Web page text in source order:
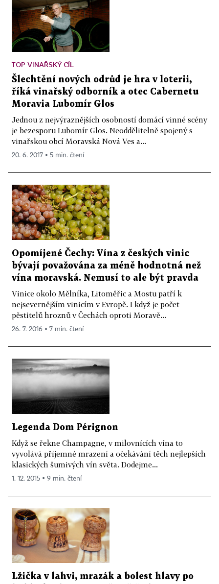
TOP VINAŘSKÝ CÍL
Šlechtění nových odrůd je hra v loterii,
říká vinařský odborník a otec Cabernetu
Moravia Lubomír Glos
Jednou z nejvýraznějších osobností domácí vinné scény
je bezesporu Lubomír Glos. Neoddělitelně spojený s
vinařskou obcí Moravská Nová Ves a...
20. 6. 2017 ▪ 5 min. čtení
Opomíjené Čechy: Vína z českých vinic
bývají považována za méně hodnotná než
vína moravská. Nemusí to ale být pravda
Vinice okolo Mělníka, Litoměřic a Mostu patří k
nejsevernějším vinicím v Evropě. I když je počet
pěstitelů hroznů v Čechách oproti Moravě...
26. 7. 2016 ▪ 7 min. čtení
Legenda Dom Pérignon
Když se řekne Champagne, v milovnících vína to
vyvolává příjemné mrazení a očekávání těch nejlepších
klasických šumivých vín světa. Dodejme...
1. 12. 2015 ▪ 9 min. čtení
Lžička v lahvi, mrazák a bolest hlavy po